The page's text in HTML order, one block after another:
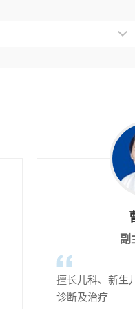
副
擅长儿科、新生
诊断及治疗